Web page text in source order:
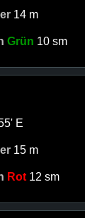
14 m
Grün 10 sm
E
15 m
Rot 12 sm